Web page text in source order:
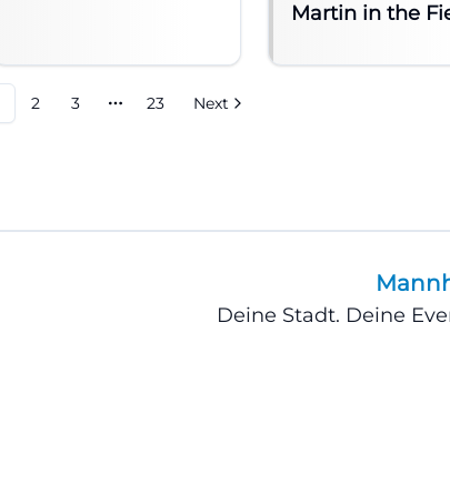
Martin in the
2 3
More pages
23
Next
Deine Stadt. Deine